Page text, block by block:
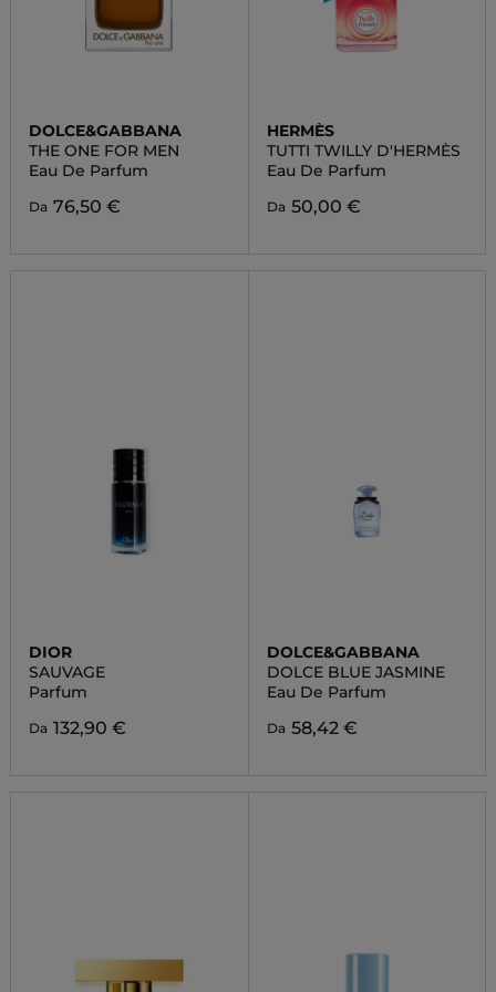
DOLCE&GABBANA
THE ONE FOR MEN
Eau De Parfum
Da 76,50 €
HERMÈS
TUTTI TWILLY D'HERMÈS
Eau De Parfum
Da 50,00 €
DIOR
SAUVAGE
Parfum
Da 132,90 €
DOLCE&GABBANA
DOLCE BLUE JASMINE
Eau De Parfum
Da 58,42 €